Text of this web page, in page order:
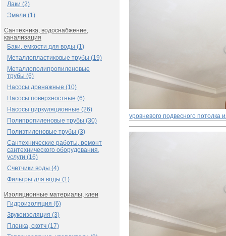
Лаки (2)
Эмали (1)
Сантехника, водоснабжение,
канализация
Баки, емкости для воды (1)
Металлопластиковые трубы (19)
Металлополипропиленовые
трубы (6)
Насосы дренажные (10)
Насосы поверхностные (6)
Насосы циркуляционные (26)
Полипропиленовые трубы (30)
Полиэтиленовые трубы (3)
Сантехнические работы, ремонт
сантехнического оборудования,
услуги (16)
Счетчики воды (4)
Фильтры для воды (1)
Изоляционные материалы, клеи
Гидроизоляция (6)
Звукоизоляция (3)
Пленка, скотч (17)
уровневого подвесного потолка